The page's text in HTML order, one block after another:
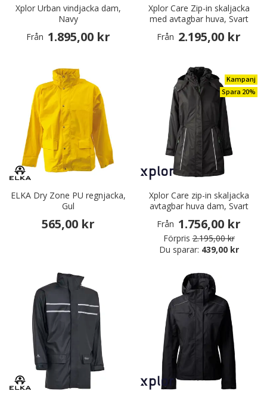
Xplor Urban vindjacka dam,
Navy
Från 1.895,00 kr
Xplor Care Zip-in skaljacka
med avtagbar huva, Svart
Från 2.195,00 kr
ELKA Dry Zone PU regnjacka,
Gul
565,00 kr
Kampanj
Spara 20%
Xplor Care zip-in skaljacka
avtagbar huva dam, Svart
Från 1.756,00 kr
Förpris 2.195,00 kr
Du sparar: 439,00 kr